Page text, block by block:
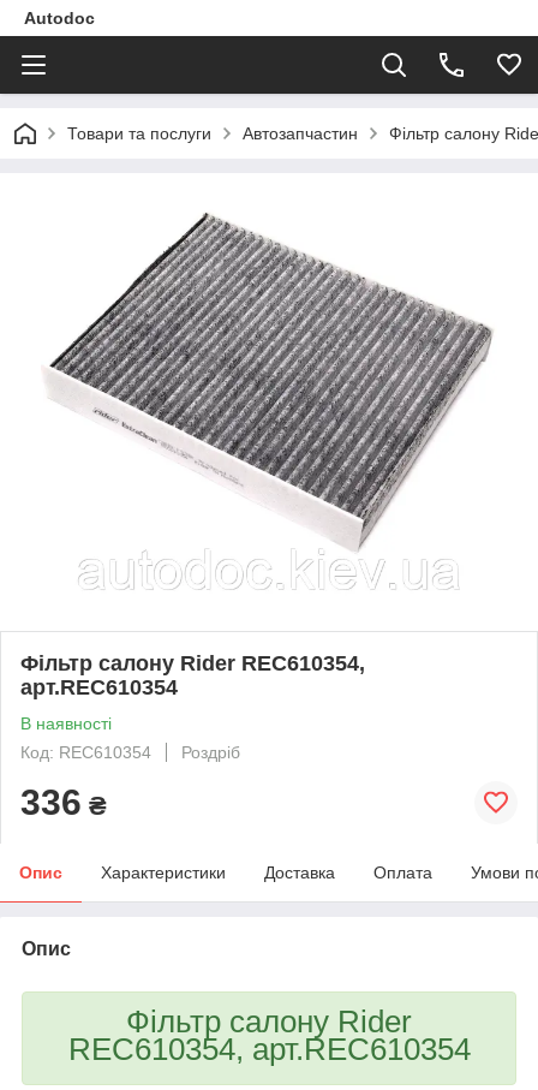
Autodoc
Товари та послуги Автозапчастин Фільтр салону
Фільтр салону Rider REC610354,
арт.REC610354
В наявності
Код: REC610354
Роздріб
336 ₴
Опис Характеристики Доставка Оплата Умови
Опис
Фільтр салону Rider
REC610354, арт.REC610354